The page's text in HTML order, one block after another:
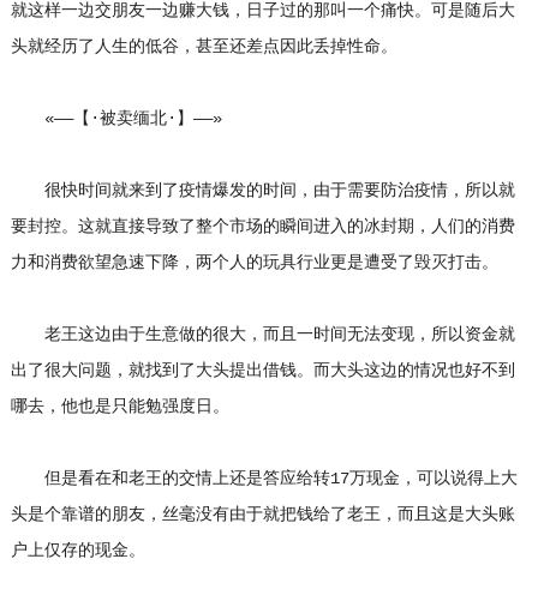
就这样一边交朋友一边赚大钱，日子过的那叫一个痛快。可是随后大
头就经历了人生的低谷，甚至还差点因此丢掉性命。
«——【·被卖缅北·】——»
很快时间就来到了疫情爆发的时间，由于需要防治疫情，所以就
要封控。这就直接导致了整个市场的瞬间进入的冰封期，人们的消费
力和消费欲望急速下降，两个人的玩具行业更是遭受了毁灭打击。
老王这边由于生意做的很大，而且一时间无法变现，所以资金就
出了很大问题，就找到了大头提出借钱。而大头这边的情况也好不到
哪去，他也是只能勉强度日。
但是看在和老王的交情上还是答应给转17万现金，可以说得上大
头是个靠谱的朋友，丝毫没有由于就把钱给了老王，而且这是大头账
户上仅存的现金。